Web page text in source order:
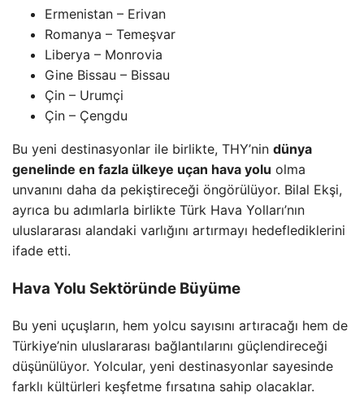
Ermenistan – Erivan
Romanya – Temeşvar
Liberya – Monrovia
Gine Bissau – Bissau
Çin – Urumçi
Çin – Çengdu
Bu yeni destinasyonlar ile birlikte, THY’nin dünya
genelinde en fazla ülkeye uçan hava yolu olma
unvanını daha da pekiştireceği öngörülüyor. Bilal Ekşi,
ayrıca bu adımlarla birlikte Türk Hava Yolları’nın
uluslararası alandaki varlığını artırmayı hedeflediklerini
ifade etti.
Hava Yolu Sektöründe Büyüme
Bu yeni uçuşların, hem yolcu sayısını artıracağı hem de
Türkiye’nin uluslararası bağlantılarını güçlendireceği
düşünülüyor. Yolcular, yeni destinasyonlar sayesinde
farklı kültürleri keşfetme fırsatına sahip olacaklar.